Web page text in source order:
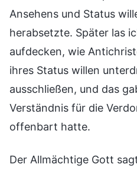
Ansehens und Status
herabsetzte. Später las
aufdecken, wie
ihres Status willen
ausschließen, und das
Verständnis für die
offenbart hatte.
Der Allmächtige Gott